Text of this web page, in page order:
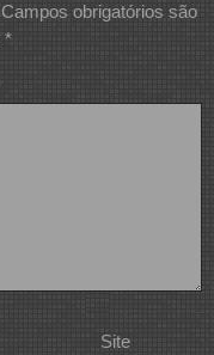
Campos obrigatórios são
*
Site